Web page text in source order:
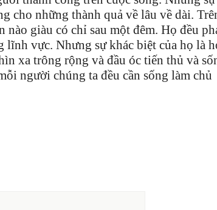
cho những thành quả về lâu về dài.
giàu có chỉ sau một đêm. Họ đều
lĩnh vực. Nhưng sự khác biệt của họ là
xa trông rộng và đầu óc tiến thủ và
người chúng ta đều cần sống làm chủ